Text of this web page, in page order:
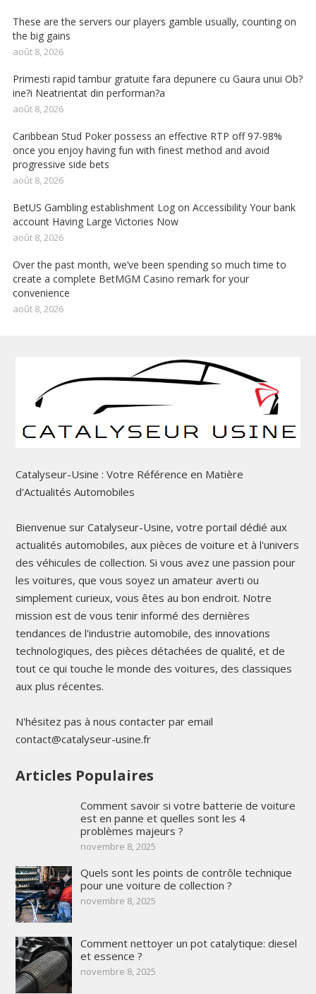
These are the servers our players gamble usually, counting on
the big gains
août 8, 2026
Primesti rapid tambur gratuite fara depunere cu Gaura unui Ob?
ine?i Neatrientat din performan?a
août 8, 2026
Caribbean Stud Poker possess an effective RTP off 97-98%
once you enjoy having fun with finest method and avoid
progressive side bets
août 8, 2026
BetUS Gambling establishment Log on Accessibility Your bank
account Having Large Victories Now
août 8, 2026
Over the past month, we’ve been spending so much time to
create a complete BetMGM Casino remark for your
convenience
août 8, 2026
Catalyseur-Usine : Votre Référence en Matière
d'Actualités Automobiles
Bienvenue sur Catalyseur-Usine, votre portail dédié aux
actualités automobiles, aux pièces de voiture et à l'univers
des véhicules de collection. Si vous avez une passion pour
les voitures, que vous soyez un amateur averti ou
simplement curieux, vous êtes au bon endroit. Notre
mission est de vous tenir informé des dernières
tendances de l'industrie automobile, des innovations
technologiques, des pièces détachées de qualité, et de
tout ce qui touche le monde des voitures, des classiques
aux plus récentes.
N'hésitez pas à nous contacter par email
contact@catalyseur-usine.fr
Articles Populaires
Comment savoir si votre batterie de voiture
est en panne et quelles sont les 4
problèmes majeurs ?
novembre 8, 2025
Quels sont les points de contrôle technique
pour une voiture de collection ?
novembre 8, 2025
Comment nettoyer un pot catalytique: diesel
et essence ?
novembre 8, 2025